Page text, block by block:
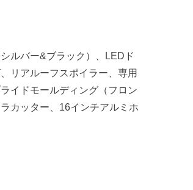
ルバー&ブラック）、LEDド
リアルーフスポイラー、専用
イドモールディング（フロン
カッター、16インチアルミホ